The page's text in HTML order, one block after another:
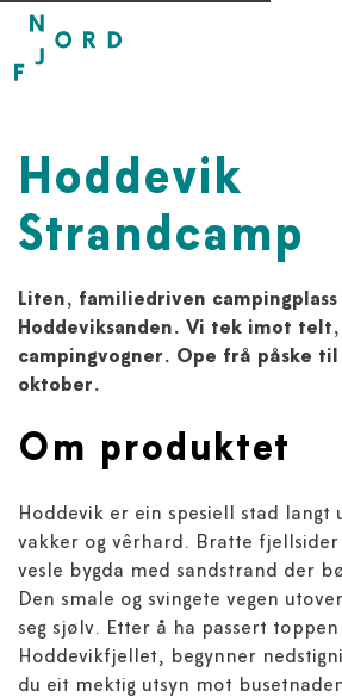
Hoddevik
Strandcamp
Liten, familiedriven
Hoddeviksanden. Vi tek imot
campingvogner. Ope frå påske
oktober.
Om produktet
Hoddevik er ein spesiell stad langt
vakker og vêrhard. Bratte
vesle bygda med sandstrand der
Den smale og svingete vegen
seg sjølv. Etter å ha passert toppen
Hoddevikfjellet, begynner
du eit mektig utsyn mot